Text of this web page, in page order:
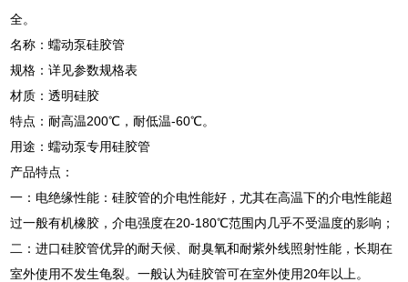
全。
名称：蠕动泵硅胶管
规格：详见参数规格表
材质：透明硅胶
特点：耐高温200℃，耐低温-60℃。
用途：蠕动泵专用硅胶管
产品特点：
一：电绝缘性能：硅胶管的介电性能好，尤其在高温下的介电性能超
过一般有机橡胶，介电强度在20-180℃范围内几乎不受温度的影响；
二：进口硅胶管优异的耐天候、耐臭氧和耐紫外线照射性能，长期在
室外使用不发生龟裂。一般认为硅胶管可在室外使用20年以上。